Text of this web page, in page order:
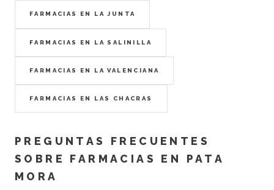
FARMACIAS EN LA JUNTA
FARMACIAS EN LA SALINILLA
FARMACIAS EN LA VALENCIANA
FARMACIAS EN LAS CHACRAS
PREGUNTAS FRECUENTES
SOBRE FARMACIAS EN PATA
MORA